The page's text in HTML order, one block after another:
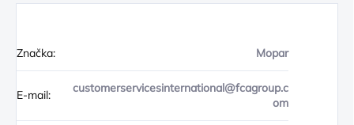
Značka: Mopar
E-mail:
customerservicesinternational@fcagroup.c
om